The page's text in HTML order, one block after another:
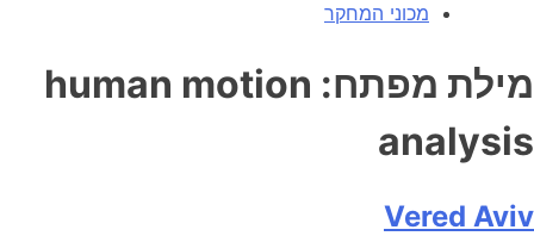
מכוני המחקר
מילת מפתח: human motion
analysis
Vered Aviv